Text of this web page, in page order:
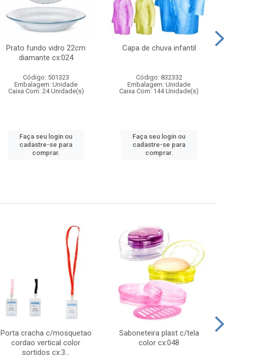
Prato fundo vidro 22cm
diamante cx:024
Código: 501323
Embalagem: Unidade
Caixa Com: 24 Unidade(s)
Faça seu login ou
cadastre-se para
comprar.
Capa de chuva infantil
Código: 832332
Embalagem: Unidade
Caixa Com: 144 Unidade(s)
Faça seu login ou
cadastre-se para
comprar.
Porta cracha c/mosquetao
cordao vertical color
sortidos cx:3...
Saboneteira plast c/tela
color cx:048